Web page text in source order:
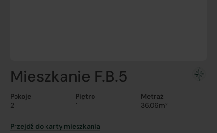
Mieszkanie F.B.5
Pokoje
2
Piętro
1
Metraż
36.06m²
Przejdź do karty mieszkania